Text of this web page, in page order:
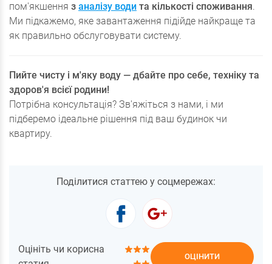
пом'якшення з аналізу води та кількості споживання.
Ми підкажемо, яке завантаження підійде найкраще та
як правильно обслуговувати систему.
Пийте чисту і м'яку воду — дбайте про себе, техніку та
здоров'я всієї родини!
Потрібна консультація? Зв'яжіться з нами, і ми
підберемо ідеальне рішення під ваш будинок чи
квартиру.
Поділитися статтею у соцмережах:
Оцініть чи корисна
ОЦІНИТИ